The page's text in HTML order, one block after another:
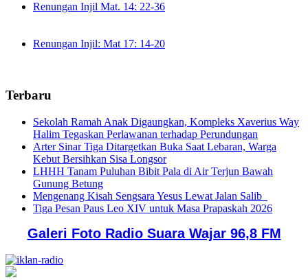
Renungan Injil Mat. 14: 22-36
Renungan Injil: Mat 17: 14-20
Terbaru
Sekolah Ramah Anak Digaungkan, Kompleks Xaverius Way
Halim Tegaskan Perlawanan terhadap Perundungan
Arter Sinar Tiga Ditargetkan Buka Saat Lebaran, Warga
Kebut Bersihkan Sisa Longsor
LHHH Tanam Puluhan Bibit Pala di Air Terjun Bawah
Gunung Betung
Mengenang Kisah Sengsara Yesus Lewat Jalan Salib
Tiga Pesan Paus Leo XIV untuk Masa Prapaskah 2026
Galeri Foto Radio Suara Wajar 96,8 FM